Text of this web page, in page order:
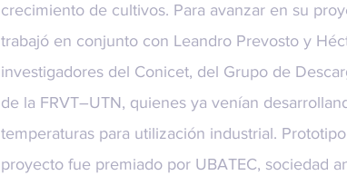
crecimiento de cultivos. Para avanzar en su
trabajó en conjunto con Leandro Prevosto y
investigadores del Conicet, del Grupo de
de la FRVT–UTN, quienes ya venían
temperaturas para utilización industrial.
proyecto fue premiado por UBATEC, sociedad